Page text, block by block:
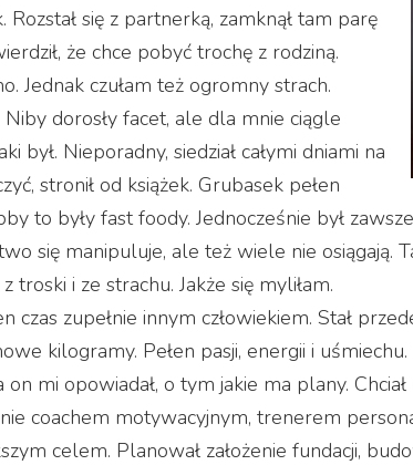
się z partnerką, zamknął tam parę
że chce pobyć trochę z rodziną.
Jednak czułam też ogromny strach.
dorosły facet, ale dla mnie ciągle
był. Nieporadny, siedział całymi dniami na
stronił od książek. Grubasek pełen
to były fast foody. Jednocześnie był
się manipuluje, ale też wiele nie osiągają.
troski i ze strachu. Jakże się myliłam.
czas zupełnie innym człowiekiem. Stał
kilogramy. Pełen pasji, energii i uśmiechu.
on mi opowiadał, o tym jakie ma plany.
coachem motywacyjnym, trenerem
celem. Planował założenie fundacji,